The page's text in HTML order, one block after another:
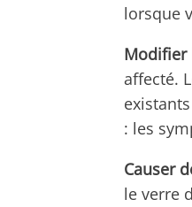
lorsque
Modifier
affecté.
: les
Causer
le verre